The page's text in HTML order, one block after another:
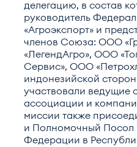
делегацию, в состав
руководитель
«Агроэкспорт» и
членов Союза: ООО
«ЛегендАгро», ООО
Сервис», ООО
индонезийской
участвовали ведущие
ассоциации и
миссии также
и Полномочный Посол
Федерации в